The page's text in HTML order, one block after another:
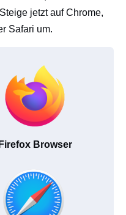
jetzt auf Chrome,
Safari um.
Firefox Browser